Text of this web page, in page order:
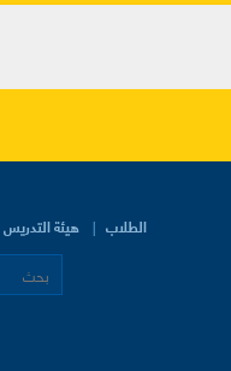
الطلاب هيئة التدريس